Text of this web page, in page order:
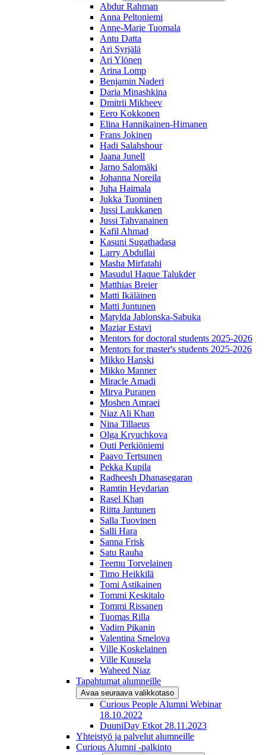
Abdur Rahman
Anna Peltoniemi
Anne-Marie Tuomala
Antu Datta
Ari Syrjälä
Ari Ylönen
Arina Lomp
Benjamin Naderi
Daria Minashkina
Dmitrii Mikheev
Eero Kokkonen
Elina Hannikainen-Himanen
Frans Jokinen
Hadi Salahshour
Jaana Junell
Jarno Salomäki
Johanna Noreila
Juha Haimala
Jukka Tuominen
Jussi Laukkanen
Jussi Tahvanainen
Kafil Ahmad
Kasuni Sugathadasa
Larry Abdullai
Masha Mirfatahi
Masudul Haque Talukder
Matthias Breier
Matti Ikäläinen
Matti Juntunen
Matylda Jablonska-Sabuka
Maziar Estavi
Mentors for doctoral students 2025-2026
Mentors for master's students 2025-2026
Mikko Hanski
Mikko Manner
Miracle Amadi
Mirva Puranen
Moshen Amraei
Niaz Ali Khan
Nina Tillaeus
Olga Kryuchkova
Outi Perkiöniemi
Paavo Tertsunen
Pekka Kupila
Radheesh Dhanasegaran
Ramtin Heydarian
Rasel Khan
Riitta Jantunen
Salla Tuovinen
Salli Hara
Sanna Frisk
Satu Rauha
Teemu Torvelainen
Timo Heikkilä
Tomi Astikainen
Tommi Keskitalo
Tommi Rissanen
Tuomas Rilla
Vadim Pikanin
Valentina Smelova
Ville Koskelainen
Ville Kuusela
Waheed Niaz
Tapahtumat alumneille
Avaa seuraava valikkotaso
Curious People Alumni Webinar
18.10.2022
DuuniDay Etkot 28.11.2023
Yhteistyö ja palvelut alumneille
Curious Alumni -palkinto